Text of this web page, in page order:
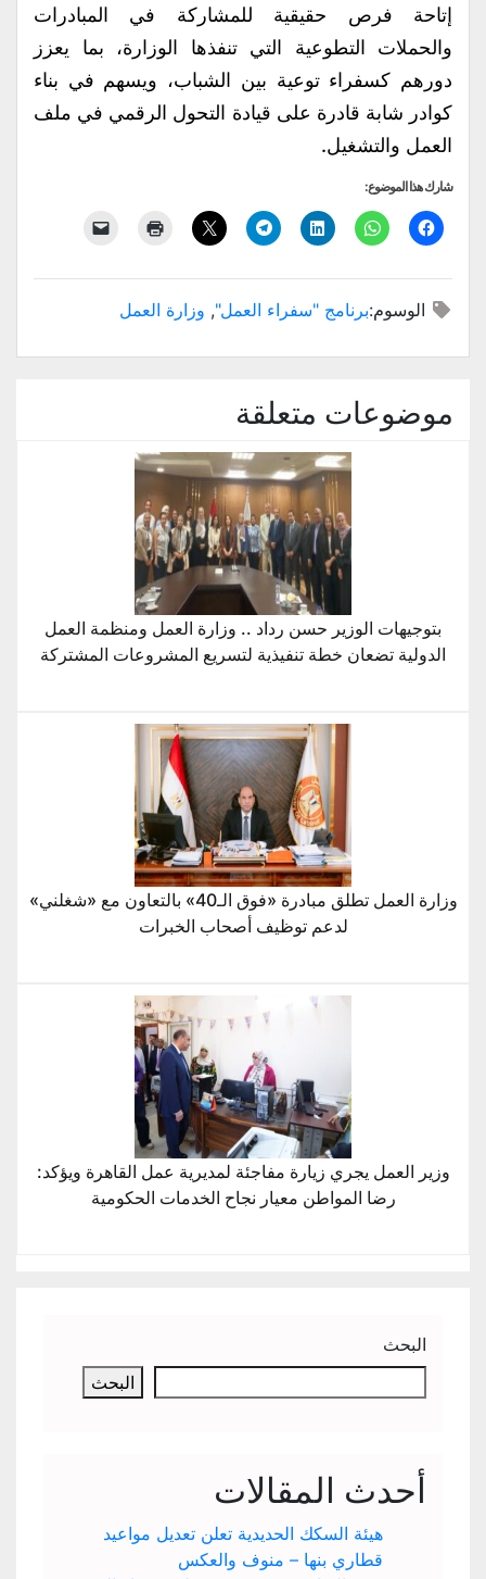
إتاحة فرص حقيقية للمشاركة في المبادرات
والحملات التطوعية التي تنفذها الوزارة، بما يعزز
دورهم كسفراء توعية بين الشباب، ويسهم في بناء
كوادر شابة قادرة على قيادة التحول الرقمي في ملف
العمل والتشغيل.
شارك هذا الموضوع:
الوسوم:برنامج "سفراء العمل", وزارة العمل
موضوعات متعلقة
بتوجيهات الوزير حسن رداد .. وزارة العمل ومنظمة العمل
الدولية تضعان خطة تنفيذية لتسريع المشروعات المشتركة
وزارة العمل تطلق مبادرة «فوق الـ40» بالتعاون مع «شغلني»
لدعم توظيف أصحاب الخبرات
وزير العمل يجري زيارة مفاجئة لمديرية عمل القاهرة ويؤكد:
رضا المواطن معيار نجاح الخدمات الحكومية
البحث
البحث
أحدث المقالات
هيئة السكك الحديدية تعلن تعديل مواعيد
قطاري بنها – منوف والعكس